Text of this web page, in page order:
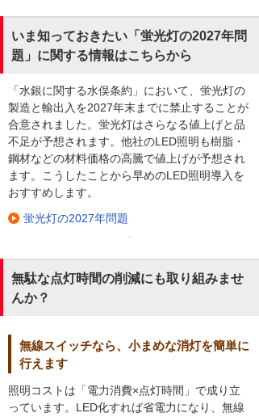
いま知っておきたい「蛍光灯の2027年問
題」に関する情報はこちらから
「水銀に関する水俣条約」において、蛍光灯の
製造と輸出入を2027年末までに禁止することが
合意されました。蛍光灯はさらなる値上げと品
不足が予想されます。他社のLED照明も樹脂・
鋼材などの材料価格の高騰で値上げが予想され
ます。こうしたことから早めのLED照明導入を
おすすめします。
蛍光灯の2027年問題
無駄な点灯時間の削減にも取り組みませ
んか？
無線スイッチなら、小まめな消灯を簡単に
行えます
照明コストは「電力消費×点灯時間」で成り立
っています。LED化すれば省電力になり、無線